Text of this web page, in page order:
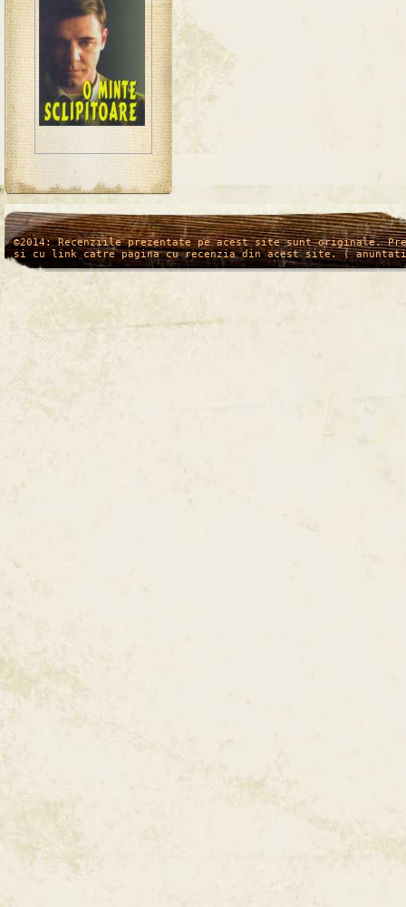
/* */
©2014: Recenziile prezentate pe acest site sunt originale.
si cu link catre pagina cu recenzia din acest site. (